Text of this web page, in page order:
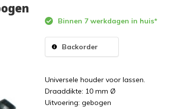
Binnen 7 werkdagen in huis*
Backorder
Universele houder voor lassen.
Draaddikte: 10 mm Ø
Uitvoering: gebogen